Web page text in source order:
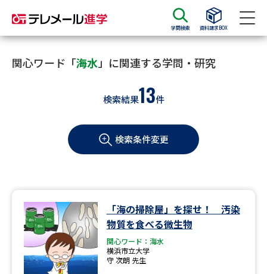
学問検索 資料請求BOX
資料請求 資料検索
大学・短大の資料種類から請求
学部・学科パンフ
過去問題集
大学・短大以外の資料から請求
専門学校の資料請求 大学院の資料請求
関心ワード「海水」に関連する学問・研究
検索結果13件
検索条件変更
「海の掃除屋」を探せ！ 汚染
物質を食べる微生物
関心ワード：海水
横浜市立大学
守 次朗 先生